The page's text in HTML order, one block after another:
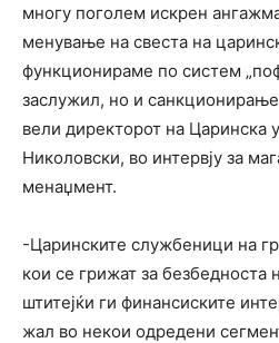
многу поголем искрен
менување на свеста на
функционираме по систем
заслужил, но и санкционирање
вели директорот на Царинска
Николовски, во интервју за
менаџмент.
-Царинските службеници на
кои се грижат за безбедноста
штитејќи ги финансиските
жал во некои одредени